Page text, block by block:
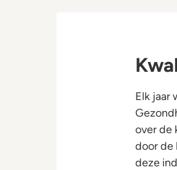
Elk jaar
over de
door de
deze